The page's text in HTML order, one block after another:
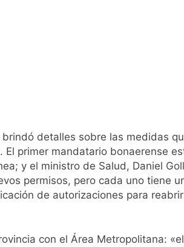
frente al Congreso y calificó a los
tres secretos para servirla
celebra cada 7 de agosto y qué
la protesta contra la Ley de
suspender el juicio contra Pity Alvarez
detalles sobre las medidas
primer mandatario bonaerense
y el ministro de Salud, Daniel
permisos, pero cada uno tiene
de autorizaciones para
con el Área Metropolitana: